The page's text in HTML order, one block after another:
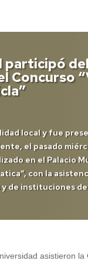
participó
Concurso
local y fue
el pasado
en el Palacio
con la
de instituciones
asistieron